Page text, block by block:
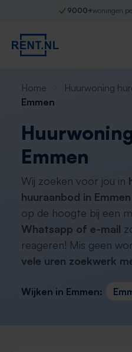
9000+woningen
Home Huurwoning
Emmen
Emmen
Wij zoeken voor jou in
huuraanbod in Emmen
op de hoogte bij een
Whatsapp of e-mail
reageren! Mis geen
vele uren zoekwerk
Wijken in Emmen: